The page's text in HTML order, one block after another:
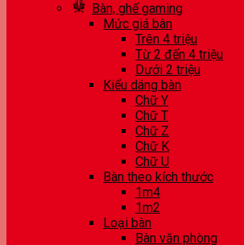
Bàn, ghế gaming
Mức giá bàn
Trên 4 triệu
Từ 2 đến 4 triệu
Dưới 2 triệu
Kiểu dáng bàn
Chữ Y
Chữ T
Chữ Z
Chữ K
Chữ U
Bàn theo kích thước
1m4
1m2
Loại bàn
Bàn văn phòng